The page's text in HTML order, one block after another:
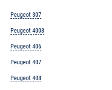
Peugeot 307
Peugeot 4008
Peugeot 406
Peugeot 407
Peugeot 408